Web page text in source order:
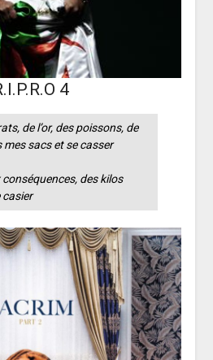
4
de l’or, des poissons, de
sacs et se casser
des kilos
casier